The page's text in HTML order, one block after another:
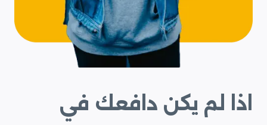
اذا لم يكن دافعك في